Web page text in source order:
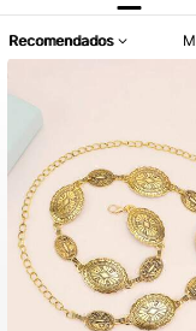
Recomendados